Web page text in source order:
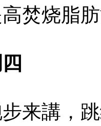
焚烧脂
来講，